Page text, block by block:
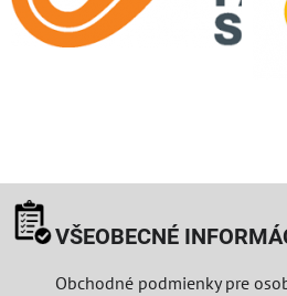
VŠEOBECNÉ
Obchodné podmienky pre